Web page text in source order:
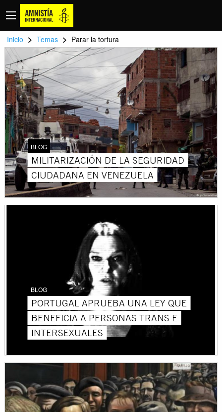
Inicio > Temas > Parar la tortura
BLOG
MILITARIZACIÓN DE LA SEGURIDAD
CIUDADANA EN VENEZUELA
BLOG
PORTUGAL APRUEBA UNA LEY QUE
BENEFICIA A PERSONAS TRANS E
INTERSEXUALES